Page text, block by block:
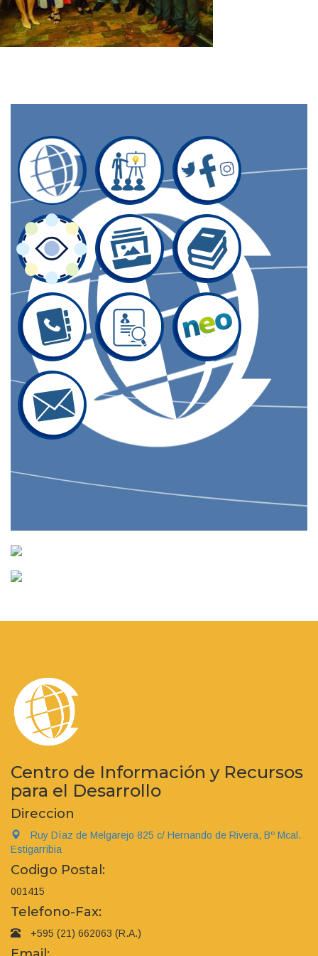
Centro de Información y Recursos
para el Desarrollo
Direccion
Ruy Díaz de Melgarejo 825 c/ Hernando de Rivera, Bº Mcal.
Estigarribia
Codigo Postal:
001415
Telefono-Fax:
+595 (21) 662063 (R.A.)